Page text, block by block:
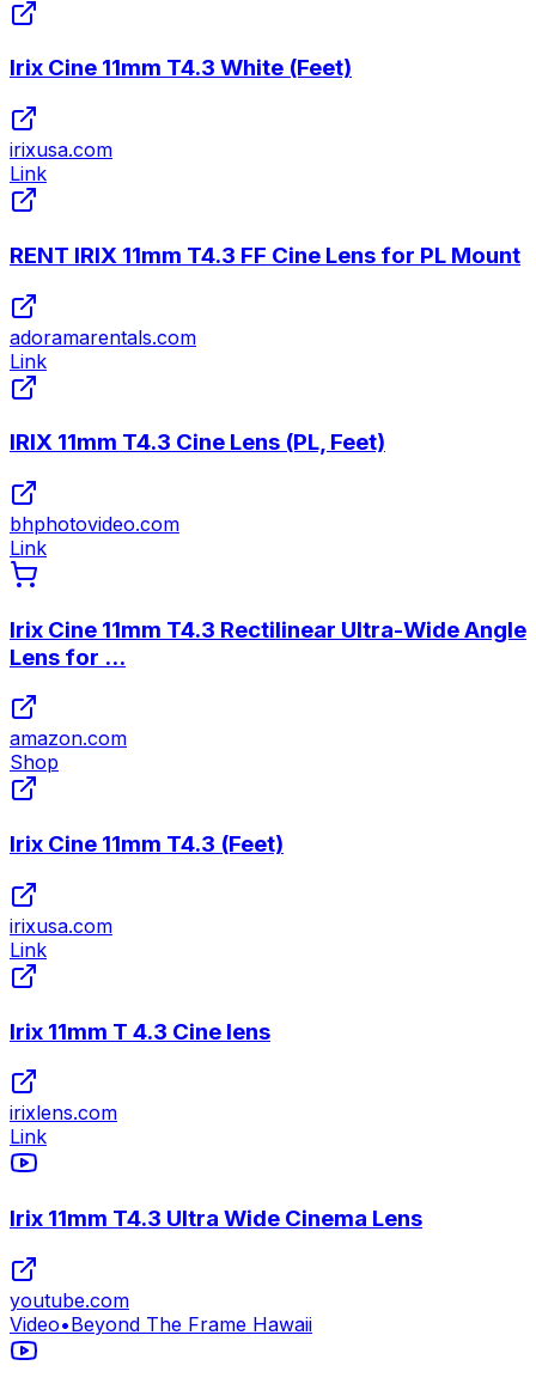
Irix Cine 11mm T4.3 White (Feet)
irixusa.com
Link
RENT IRIX 11mm T4.3 FF Cine Lens for PL Mount
adoramarentals.com
Link
IRIX 11mm T4.3 Cine Lens (PL, Feet)
bhphotovideo.com
Link
Irix Cine 11mm T4.3 Rectilinear Ultra-Wide Angle
Lens for ...
amazon.com
Shop
Irix Cine 11mm T4.3 (Feet)
irixusa.com
Link
Irix 11mm T 4.3 Cine lens
irixlens.com
Link
Irix 11mm T4.3 Ultra Wide Cinema Lens
youtube.com
Video•Beyond The Frame Hawaii